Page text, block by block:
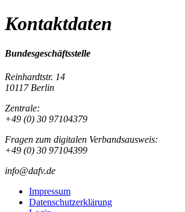
Kontaktdaten
Bundesgeschäftsstelle
Reinhardtstr. 14
10117 Berlin
Zentrale:
+49 (0) 30 97104379
Fragen zum digitalen Verbandsausweis:
+49 (0) 30 97104399
info@dafv.de
Impressum
Datenschutzerklärung